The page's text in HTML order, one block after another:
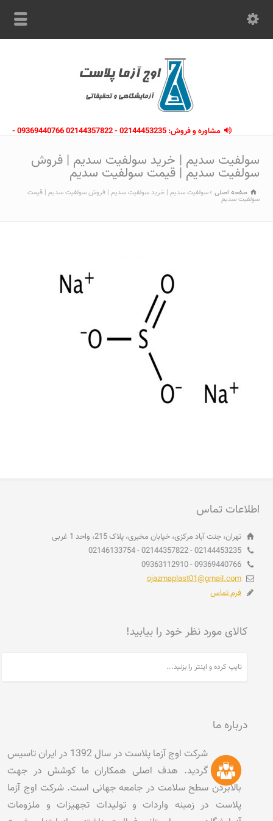
مشاوره و فروش: 02144453235 - 02144357822 09369440766 -
سولفیت سدیم | خرید سولفیت سدیم | فروش
سولفیت سدیم | قیمت سولفیت سدیم
صفحه اصلی سولفیت سدیم | خرید سولفیت سدیم | فروش سولفیت سدیم | قیمت
سولفیت سدیم
اطلاعات تماس
تهران، جنت آباد مرکزی، خیابان مخبری، پلاک 215، واحد 1 غربی
02144453235 - 02144357822 - 02146133754
09369440766 - 09363112910
ojazmaplast01@gmail.com
فرم تماس
کالای مورد نظر خود را بیابید!
درباره ما
شرکت اوج آزما پلاست در سال 1392 در ایران تاسیس
گردید. هدف اصلی همکاران ما کوشش در جهت
بالابردن سطح سلامت در جامعه جهانی است. شرکت اوج آزما
پلاست در زمینه واردات و تولیدات تجهیزات و ملزومات